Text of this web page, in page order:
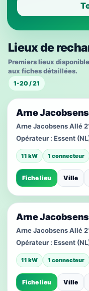
Lieux de
Premiers lieux
aux fiches détaillées.
1-20 / 21
Arne Jacobsens
Arne Jacobsens Allé
Opérateur : Essent
11 kW 1 connecteur
Fiche lieu Ville
Arne Jacobsens
Arne Jacobsens Allé
Opérateur : Essent
11 kW 1 connecteur
Fiche lieu Ville